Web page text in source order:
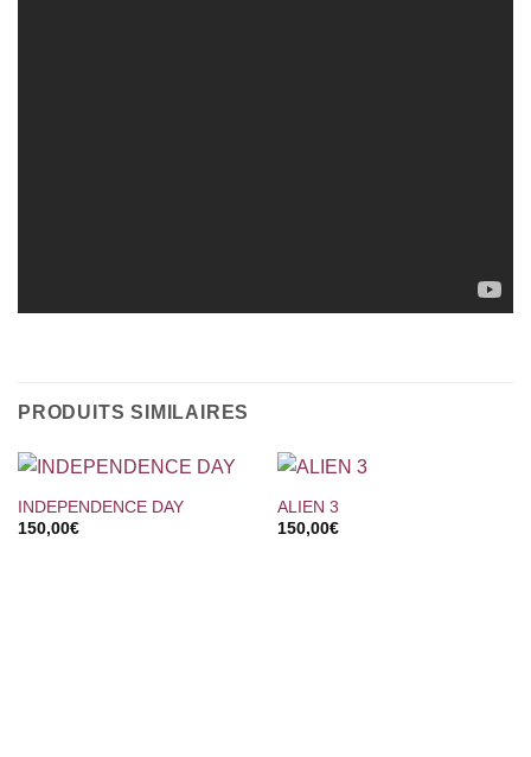
PRODUITS SIMILAIRES
INDEPENDENCE DAY
150,00€
ALIEN 3
150,00€